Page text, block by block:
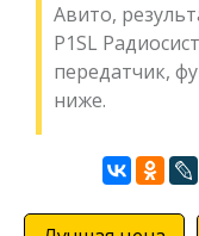
Авито,
P1SL
передатчик,
ниже.